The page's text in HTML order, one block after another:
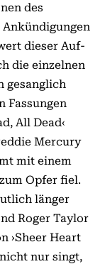
des
dieser Auf­
die einzelnen
gesanglich
Fassungen
All Dead‹
Mercury
mit einem
Opfer fiel.
länger
Roger Taylor
›Sheer Heart
nur singt,